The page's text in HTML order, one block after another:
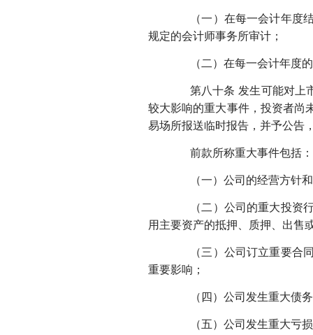
（一）在每一会计年度结
规定的会计师事务所审计；
（二）在每一会计年度的
第八十条 发生可能对上市
较大影响的重大事件，投资者尚
易场所报送临时报告，并予公告
前款所称重大事件包括：
（一）公司的经营方针和
（二）公司的重大投资行
用主要资产的抵押、质押、出售
（三）公司订立重要合同
重要影响；
（四）公司发生重大债务
（五）公司发生重大亏损